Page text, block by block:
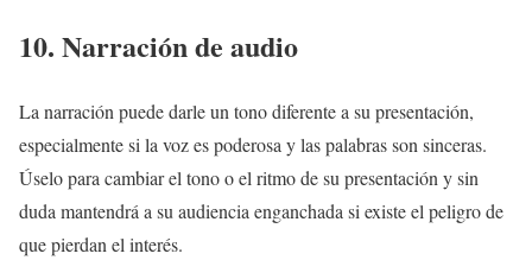
10. Narración de audio
La narración puede darle un tono diferente a su presentación,
especialmente si la voz es poderosa y las palabras son sinceras.
Úselo para cambiar el tono o el ritmo de su presentación y sin
duda mantendrá a su audiencia enganchada si existe el peligro de
que pierdan el interés.